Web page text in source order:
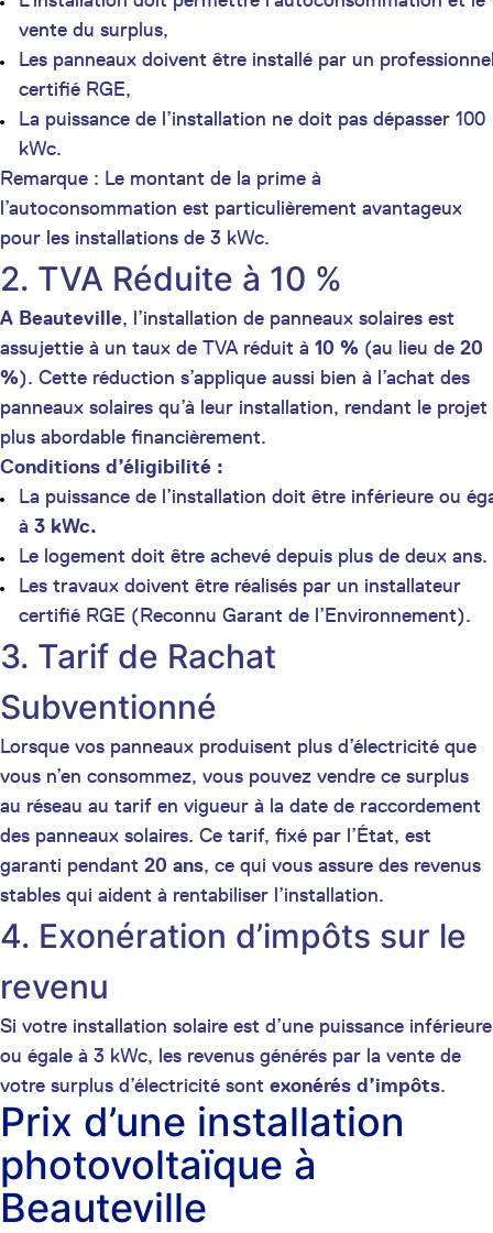
vente du surplus,
Les panneaux doivent être installé par un
certifié RGE,
La puissance de l’installation ne doit pas dépasser 100
kWc.
Remarque : Le montant de la prime à
l’autoconsommation est particulièrement avantageux
pour les installations de 3 kWc.
2. TVA Réduite à 10 %
A Beauteville, l’installation de panneaux solaires est
assujettie à un taux de TVA réduit à 10 % (au lieu de 20
%). Cette réduction s’applique aussi bien à l’achat des
panneaux solaires qu’à leur installation, rendant le projet
plus abordable financièrement.
Conditions d’éligibilité :
La puissance de l’installation doit être inférieure ou
à 3 kWc.
Le logement doit être achevé depuis plus de deux ans.
Les travaux doivent être réalisés par un installateur
certifié RGE (Reconnu Garant de l’Environnement).
3. Tarif de Rachat
Subventionné
Lorsque vos panneaux produisent plus d’électricité que
vous n’en consommez, vous pouvez vendre ce surplus
au réseau au tarif en vigueur à la date de raccordement
des panneaux solaires. Ce tarif, fixé par l’État, est
garanti pendant 20 ans, ce qui vous assure des revenus
stables qui aident à rentabiliser l’installation.
4. Exonération d’impôts sur le
revenu
Si votre installation solaire est d’une puissance inférieure
ou égale à 3 kWc, les revenus générés par la vente de
votre surplus d’électricité sont exonérés d’impôts.
Prix d’une installation
photovoltaïque à
Beauteville